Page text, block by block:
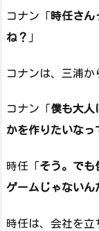
コナン「時任さん
ね？ 」
コナンは、三浦か
コナン「僕も大人
かを作りたいなっ
時任「そう。でも
ゲームじゃないん
時任は、会社を